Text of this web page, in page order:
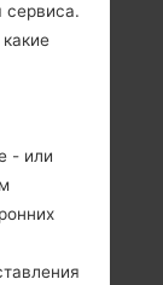
сервиса.
- или